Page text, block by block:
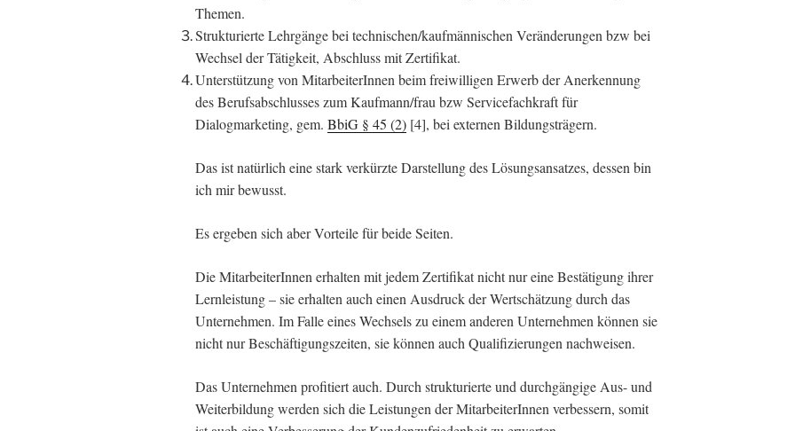
Themen.
Strukturierte Lehrgänge bei technischen/kaufmännischen Veränderungen bzw bei
Wechsel der Tätigkeit, Abschluss mit Zertifikat.
Unterstützung von MitarbeiterInnen beim freiwilligen Erwerb der Anerkennung
des Berufsabschlusses zum Kaufmann/frau bzw Servicefachkraft für
Dialogmarketing, gem. BbiG § 45 (2) [4], bei externen Bildungsträgern.
Das ist natürlich eine stark verkürzte Darstellung des Lösungsansatzes, dessen bin
ich mir bewusst.
Es ergeben sich aber Vorteile für beide Seiten.
Die MitarbeiterInnen erhalten mit jedem Zertifikat nicht nur eine Bestätigung ihrer
Lernleistung – sie erhalten auch einen Ausdruck der Wertschätzung durch das
Unternehmen. Im Falle eines Wechsels zu einem anderen Unternehmen können sie
nicht nur Beschäftigungszeiten, sie können auch Qualifizierungen nachweisen.
Das Unternehmen profitiert auch. Durch strukturierte und durchgängige Aus- und
Weiterbildung werden sich die Leistungen der MitarbeiterInnen verbessern, somit